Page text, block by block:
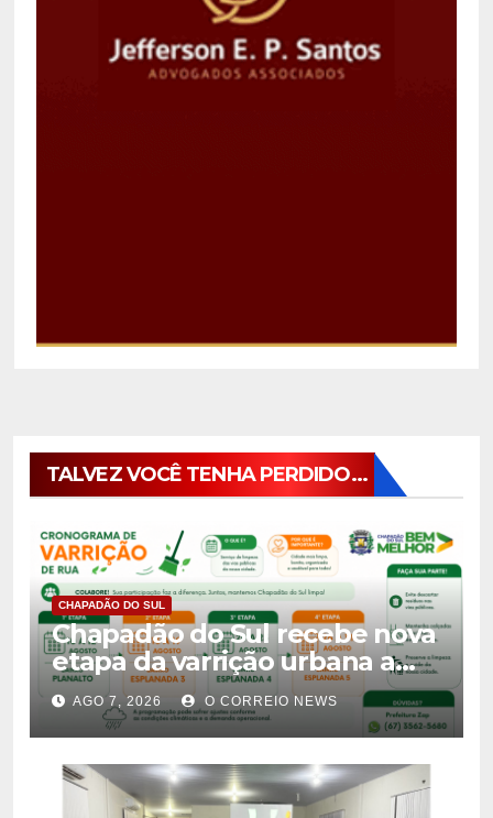
TALVEZ VOCÊ TENHA PERDIDO...
CHAPADÃO DO SUL
Chapadão do Sul recebe nova
etapa da varrição urbana a
partir de 10 de agosto
AGO 7, 2026 O CORREIO NEWS